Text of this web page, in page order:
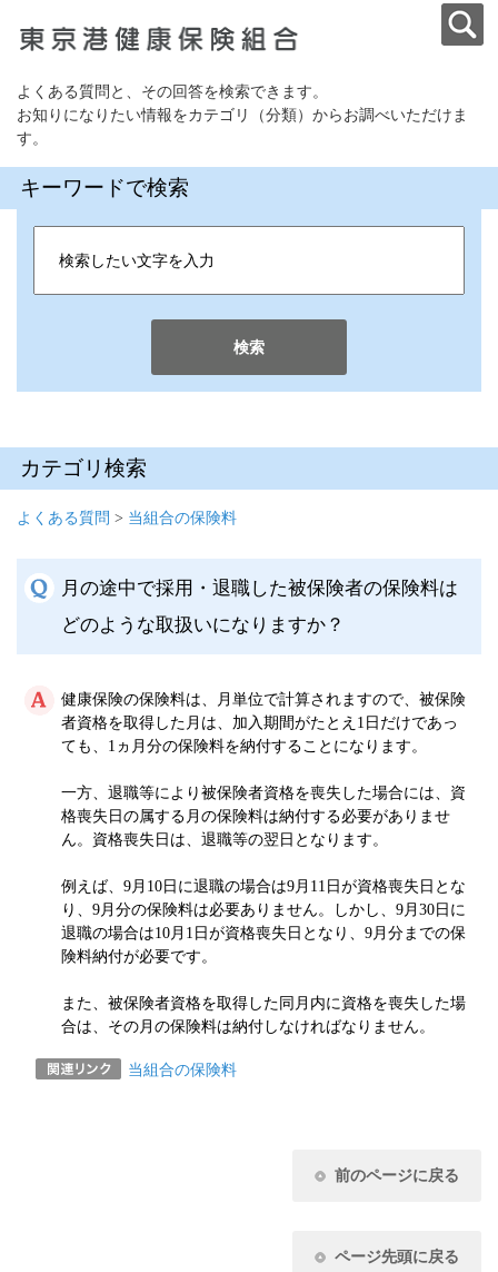
よくある質問と、その回答を検索できます。
お知りになりたい情報をカテゴリ（分類）からお調べいただけま
す。
キーワードで検索
検索
カテゴリ検索
よくある質問 > 当組合の保険料
月の途中で採用・退職した被保険者の保険料は
どのような取扱いになりますか？
健康保険の保険料は、月単位で計算されますので、被保険
者資格を取得した月は、加入期間がたとえ1日だけであっ
ても、1ヵ月分の保険料を納付することになります。
一方、退職等により被保険者資格を喪失した場合には、資
格喪失日の属する月の保険料は納付する必要がありませ
ん。資格喪失日は、退職等の翌日となります。
例えば、9月10日に退職の場合は9月11日が資格喪失日とな
り、9月分の保険料は必要ありません。しかし、9月30日に
退職の場合は10月1日が資格喪失日となり、9月分までの保
険料納付が必要です。
また、被保険者資格を取得した同月内に資格を喪失した場
合は、その月の保険料は納付しなければなりません。
当組合の保険料
前のページに戻る
ページ先頭に戻る